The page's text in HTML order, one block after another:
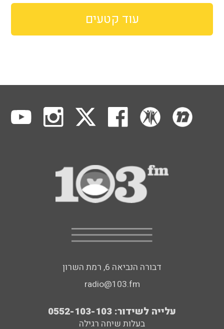
עוד קטעים
דבורה הנביאה 6, רמת השרון
radio@103.fm
עלייה לשידור: 0552-103-103
בעלות שיחה רגילה